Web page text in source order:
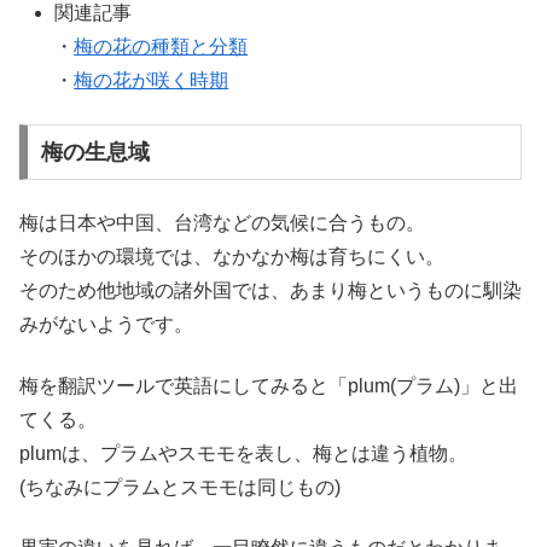
関連記事
・梅の花の種類と分類
・梅の花が咲く時期
梅の生息域
梅は日本や中国、台湾などの気候に合うもの。
そのほかの環境では、なかなか梅は育ちにくい。
そのため他地域の諸外国では、あまり梅というものに馴染
みがないようです。
梅を翻訳ツールで英語にしてみると「plum(プラム)」と出
てくる。
plumは、プラムやスモモを表し、梅とは違う植物。
(ちなみにプラムとスモモは同じもの)